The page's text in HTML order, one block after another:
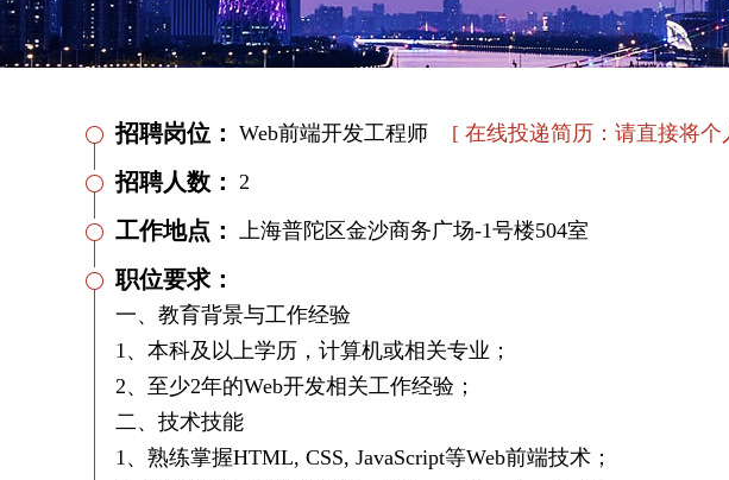
招聘岗位： Web前端开发工程师 [ 在线投递简历：请直接将个
招聘人数： 2
工作地点： 上海普陀区金沙商务广场-1号楼504室
职位要求：
一、教育背景与工作经验
1、本科及以上学历，计算机或相关专业；
2、至少2年的Web开发相关工作经验；
二、技术技能
1、熟练掌握HTML, CSS, JavaScript等Web前端技术；